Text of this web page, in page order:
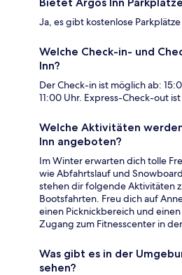
Ja, es gibt kostenlose
Welche Check-in- und
Inn?
Der Check-in ist möglich ab:
11:00 Uhr. Express-Check-out
Welche Aktivitäten
Inn angeboten?
Im Winter erwarten dich tolle
wie Abfahrtslauf und
stehen dir folgende Aktivitäten
Bootsfahrten. Freu dich auf
einen Picknickbereich und
Zugang zum Fitnesscenter in
Was gibt es in der
sehen?